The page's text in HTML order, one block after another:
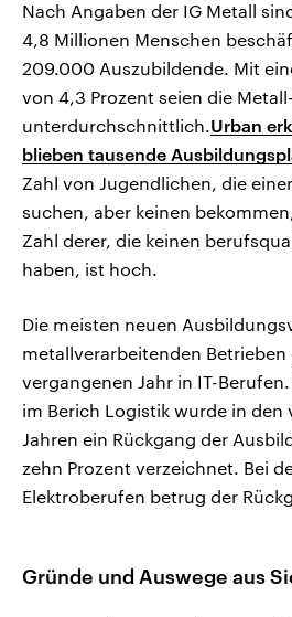
Nach Angaben der IG Metall
4,8 Millionen Menschen
209.000 Auszubildende. Mit
von 4,3 Prozent seien die
unterdurchschnittlich.Urban
blieben tausende
Zahl von Jugendlichen, die
suchen, aber keinen
Zahl derer, die keinen
haben, ist hoch.
Die meisten neuen
metallverarbeitenden Betrieben
vergangenen Jahr in IT-
im Berich Logistik wurde in den
Jahren ein Rückgang der
zehn Prozent verzeichnet. Bei
Elektroberufen betrug der
Gründe und Auswege aus